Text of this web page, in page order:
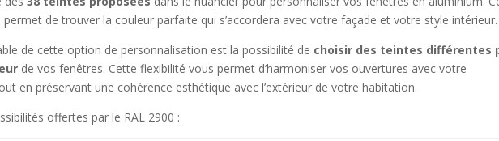
de trouver la couleur parfaite qui s’accordera avec votre façade et votre style intérieur.
de cette option de personnalisation est la possibilité de choisir des teintes différentes
de vos fenêtres. Cette flexibilité vous permet d’harmoniser vos ouvertures avec votre
en préservant une cohérence esthétique avec l’extérieur de votre habitation.
offertes par le RAL 2900 :